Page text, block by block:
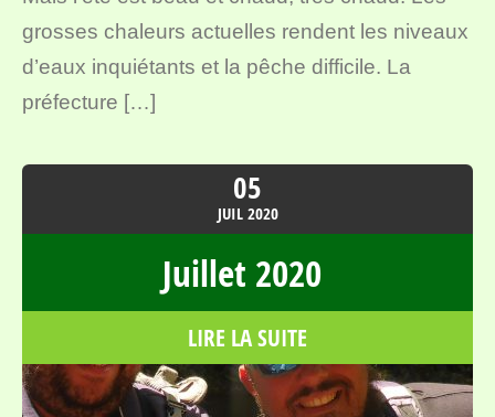
grosses chaleurs actuelles rendent les niveaux
d’eaux inquiétants et la pêche difficile. La
préfecture […]
05
JUIL2020
Juillet 2020
LIRE LA SUITE